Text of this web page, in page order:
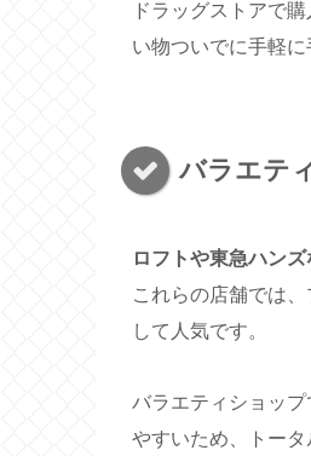
ドラッグストアで
い物ついでに手軽に
バラエテ
ロフトや東急ハン
これらの店舗では
して人気です。
バラエティショッ
やすいため、トータ